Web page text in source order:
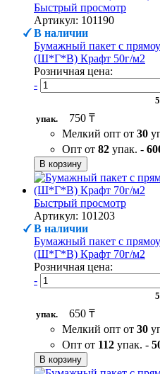
Быстрый просмотр
Артикул: 101190
В наличии
Бумажный пакет с
(Ш*Г*В) Крафт 50г/м2
Розничная цена:
-
упак.
750 ₸
Мелкий опт от 30
Опт от 82 упак. -
В корзину
Быстрый просмотр
Артикул: 101203
В наличии
Бумажный пакет с
(Ш*Г*В) Крафт 70г/м2
Розничная цена:
-
упак.
650 ₸
Мелкий опт от 30
Опт от 112 упак. -
В корзину